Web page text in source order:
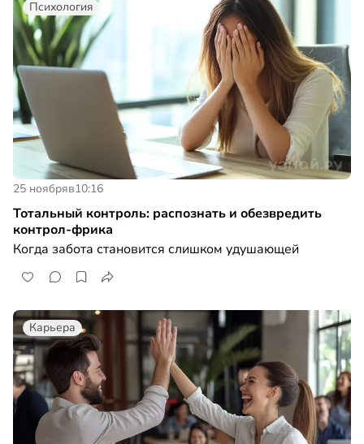
Психология
25 ноябряв10:16
Тотальный контроль: распознать и обезвредить
контрол-фрика
Когда забота становится слишком удушающей
Карьера